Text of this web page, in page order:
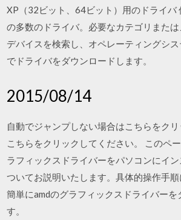
XP（32ビット、64ビット）用のドライバ
の多数のドライバ。必要なカテゴリまたは
デバイスを検索し、オペレーティングシ
でドライバをダウンロードします。
2015/08/14
自動でジャンプしない場合はこちらをクリ
こちらをクリックしてください。 このペ
ラフィックスドライバーをパソコンにイ
ついてお説明いたします。具体的操作手
簡単にamdのグラフィックスドライバーを
す。